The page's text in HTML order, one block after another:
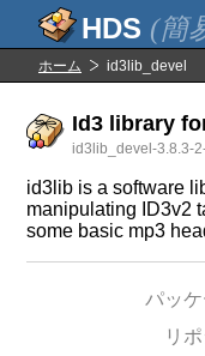
(簡
ホーム id3lib_devel
Id3 library
id3lib_devel-3.8.3-
id3lib is a software
manipulating ID3v2
some basic mp3
パッ
リ